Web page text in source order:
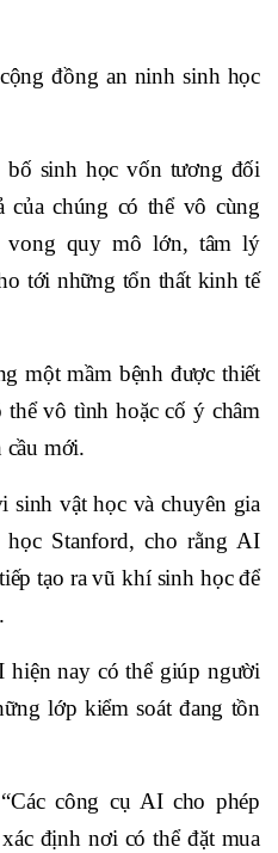
đồng an ninh sinh học
bố sinh học vốn tương đối
của chúng có thể vô cùng
vong quy mô lớn, tâm lý
tới những tổn thất kinh tế
một mầm bệnh được thiết
vô tình hoặc cố ý châm
cầu mới.
sinh vật học và chuyên gia
Stanford, cho rằng AI
tạo ra vũ khí sinh học để
hiện nay có thể giúp người
lớp kiểm soát đang tồn
công cụ AI cho phép
định nơi có thể đặt mua